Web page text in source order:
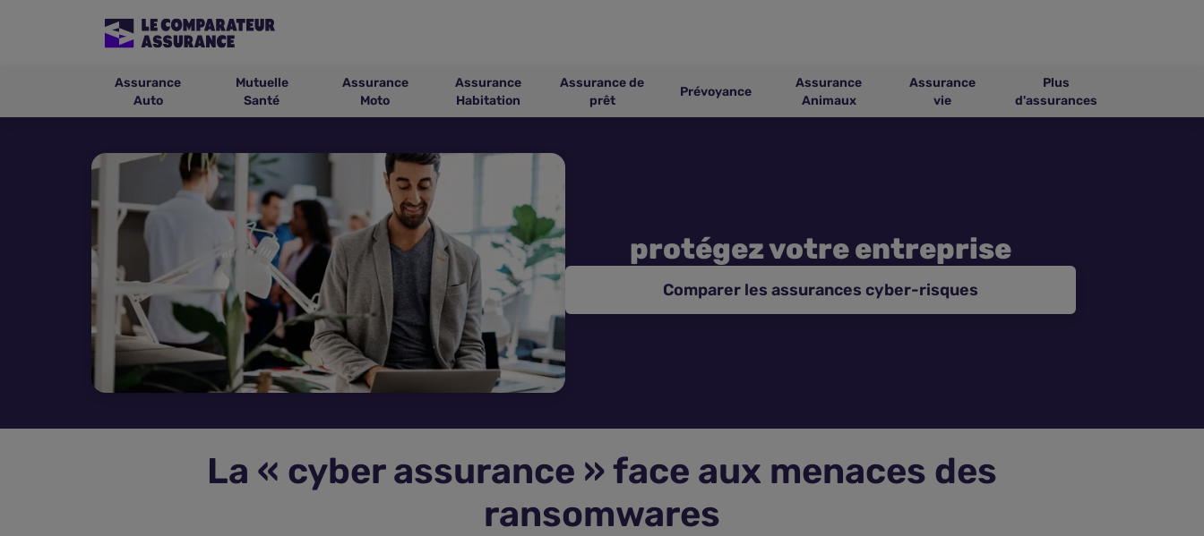
Assurance
Auto
Mutuelle
Santé
Assurance
Moto
Assurance
Habitation
Assurance de
prêt
Prévoyance
Assurance
Animaux
Assurance
vie
Plus
d'assurances
protégez votre entreprise
Comparer les assurances cyber-risques
La « cyber assurance » face aux menaces des
ransomwares